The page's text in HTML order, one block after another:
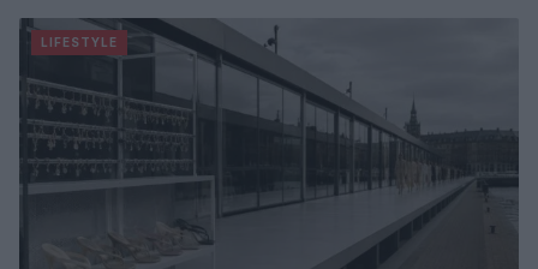
LIFESTYLE